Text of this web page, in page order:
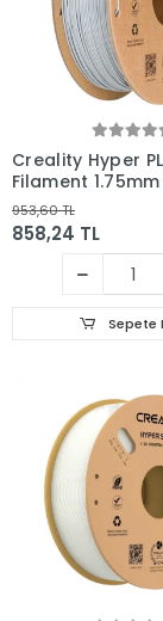
Creality Hyper
Filament 1.75mm
953,60 TL
858,24 TL
Sepete